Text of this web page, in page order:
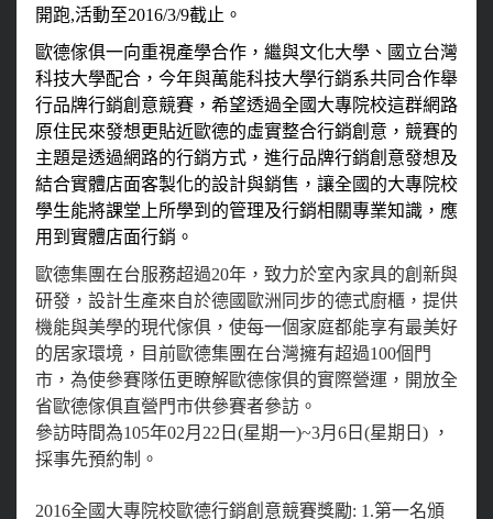
開跑,活動至2016/3/9截止。
歐德傢俱一向重視產學合作，繼與文化大學、國立台灣
科技大學配合，今年與萬能科技大學行銷系共同合作舉
行品牌行銷創意競賽，希望透過全國大專院校這群網路
原住民來發想更貼近歐德的虛實整合行銷創意，競賽的
主題是透過網路的行銷方式，進行品牌行銷創意發想及
結合實體店面客製化的設計與銷售，讓全國的大專院校
學生能將課堂上所學到的管理及行銷相關專業知識，應
用到實體店面行銷。
歐德集團在台服務超過20年，致力於室內家具的創新與
研發，設計生產來自於德國歐洲同步的德式廚櫃，提供
機能與美學的現代傢俱，使每一個家庭都能享有最美好
的居家環境，目前歐德集團在台灣擁有超過100個門
市，為使參賽隊伍更瞭解歐德傢俱的實際營運，開放全
省歐德傢俱直營門市供參賽者參訪。
參訪時間為105年02月22日(星期一)~3月6日(星期日) ，
採事先預約制。
2016全國大專院校歐德行銷創意競賽獎勵: 1.第一名頒